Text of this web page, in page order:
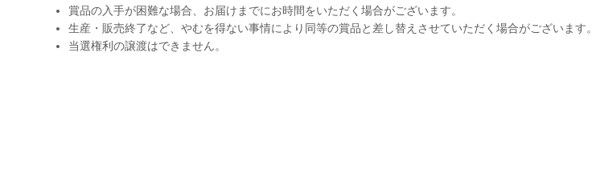
賞品の入手が困難な場合、お届けまでにお時間をいただく場合がございます。
生産・販売終了など、やむを得ない事情により同等の賞品と差し替えさせていただく場合がございます。
当選権利の譲渡はできません。